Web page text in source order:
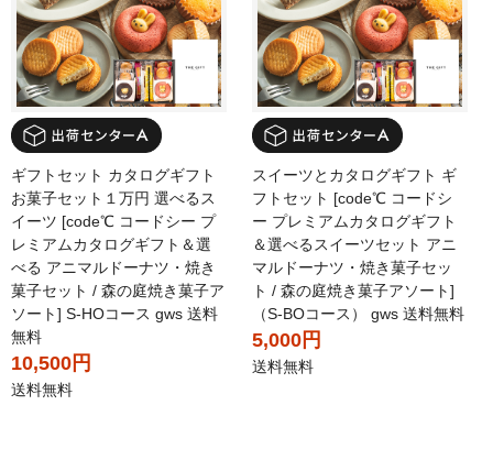
ギフトセット カタログギフト
お菓子セット１万円 選べるス
イーツ [code℃ コードシー プ
レミアムカタログギフト＆選
べる アニマルドーナツ・焼き
菓子セット / 森の庭焼き菓子ア
ソート] S-HOコース gws 送料
無料
10,500円
送料無料
スイーツとカタログギフト ギ
フトセット [code℃ コードシ
ー プレミアムカタログギフト
＆選べるスイーツセット アニ
マルドーナツ・焼き菓子セッ
ト / 森の庭焼き菓子アソート]
（S-BOコース） gws 送料無料
5,000円
送料無料